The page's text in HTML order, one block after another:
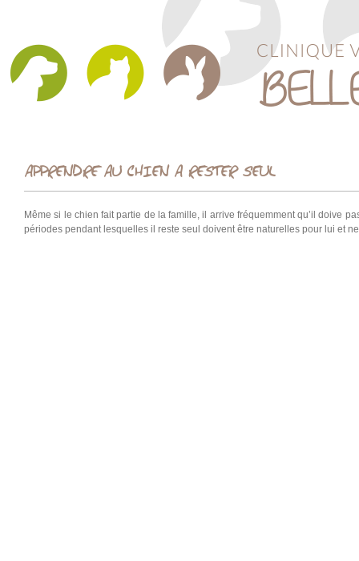
APPRENDRE AU CHIEN A RESTER SEUL
Même si le chien fait partie de la famille, il arrive fréquemment qu’il doive
périodes pendant lesquelles il reste seul doivent être naturelles pour lui et